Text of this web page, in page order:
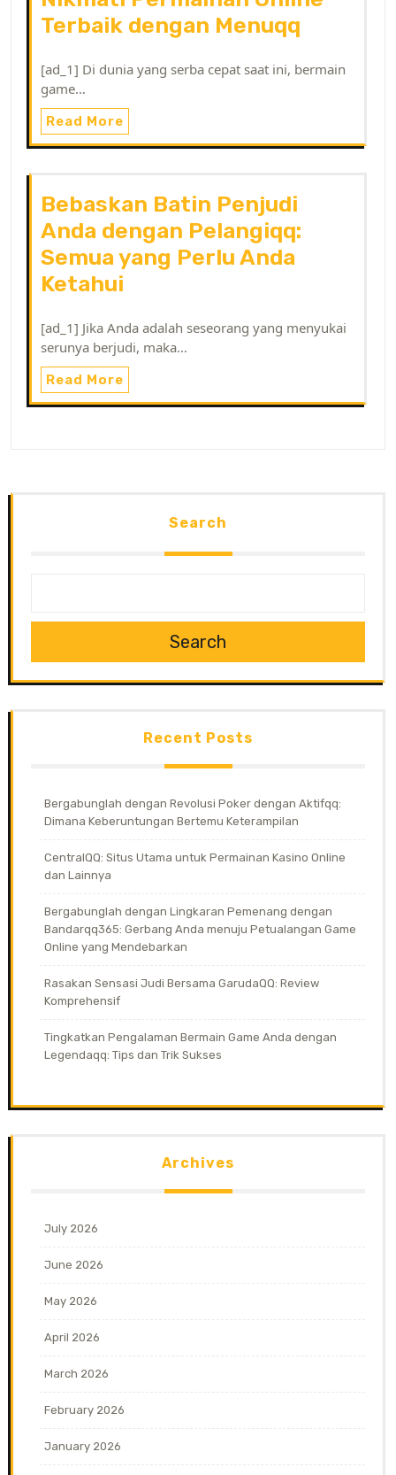
Terbaik dengan Menuqq
[ad_1] Di dunia yang serba cepat saat ini, bermain
game…
Read More
Bebaskan Batin Penjudi
Anda dengan Pelangiqq:
Semua yang Perlu Anda
Ketahui
[ad_1] Jika Anda adalah seseorang yang menyukai
serunya berjudi, maka…
Read More
Search
Search
Recent Posts
Bergabunglah dengan Revolusi Poker dengan Aktifqq:
Dimana Keberuntungan Bertemu Keterampilan
CentralQQ: Situs Utama untuk Permainan Kasino Online
dan Lainnya
Bergabunglah dengan Lingkaran Pemenang dengan
Bandarqq365: Gerbang Anda menuju Petualangan Game
Online yang Mendebarkan
Rasakan Sensasi Judi Bersama GarudaQQ: Review
Komprehensif
Tingkatkan Pengalaman Bermain Game Anda dengan
Legendaqq: Tips dan Trik Sukses
Archives
July 2026
June 2026
May 2026
April 2026
March 2026
February 2026
January 2026